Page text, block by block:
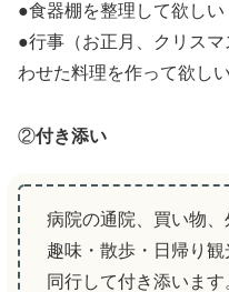
●食器棚を整理して欲しい
●行事（お正月、クリス
わせた料理を作って欲しい
②付き添い
病院の通院、買い物、
趣味・散歩・日帰り観
同行して付き添います